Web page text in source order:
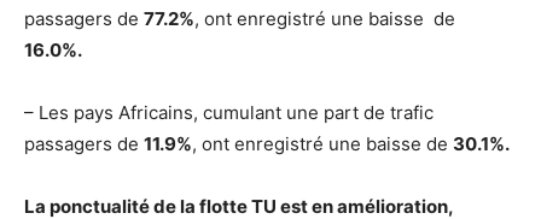
passagers de 77.2%, ont enregistré une baisse de
16.0%.
– Les pays Africains, cumulant une part de trafic
passagers de 11.9%, ont enregistré une baisse de 30.1%.
La ponctualité de la flotte TU est en amélioration,